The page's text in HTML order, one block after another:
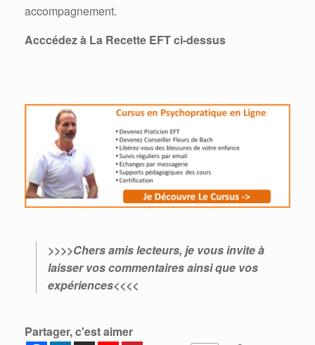
accompagnement.
Acccédez à La Recette EFT ci-dessus
>>>>Chers amis lecteurs, je vous invite à
laisser vos commentaires ainsi que vos
expériences<<<<
Partager, c'est aimer